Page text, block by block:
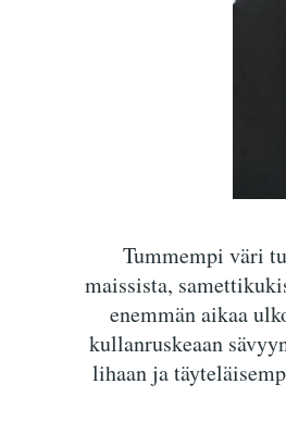
Tummempi väri
maissista,
enemmän aikaa
kullanruskeaan
lihaan ja